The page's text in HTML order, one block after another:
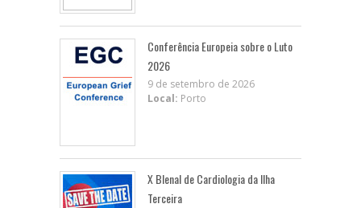
Conferência Europeia sobre o Luto
2026
9 de setembro de 2026
Local: Porto
X BIenal de Cardiologia da Ilha
Terceira